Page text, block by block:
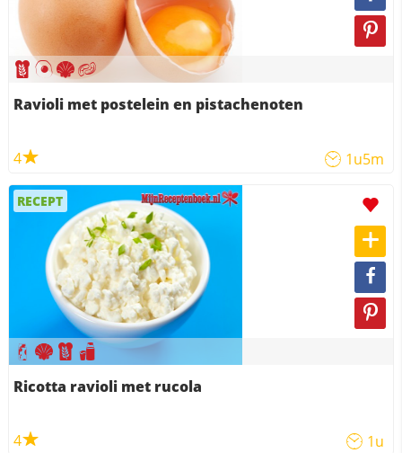
Ravioli met postelein en pistachenoten
4 1u5m
RECEPT
Ricotta ravioli met rucola
4 1u